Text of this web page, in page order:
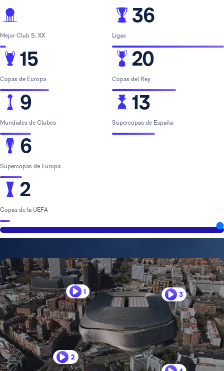
Mejor Club S. XX
15
Copas de Europa
9
Mundiales de Clubes
6
Supercopas de Europa
2
Copas de la UEFA
36
Ligas
20
Copas del Rey
13
Supercopas de España
1
2
3